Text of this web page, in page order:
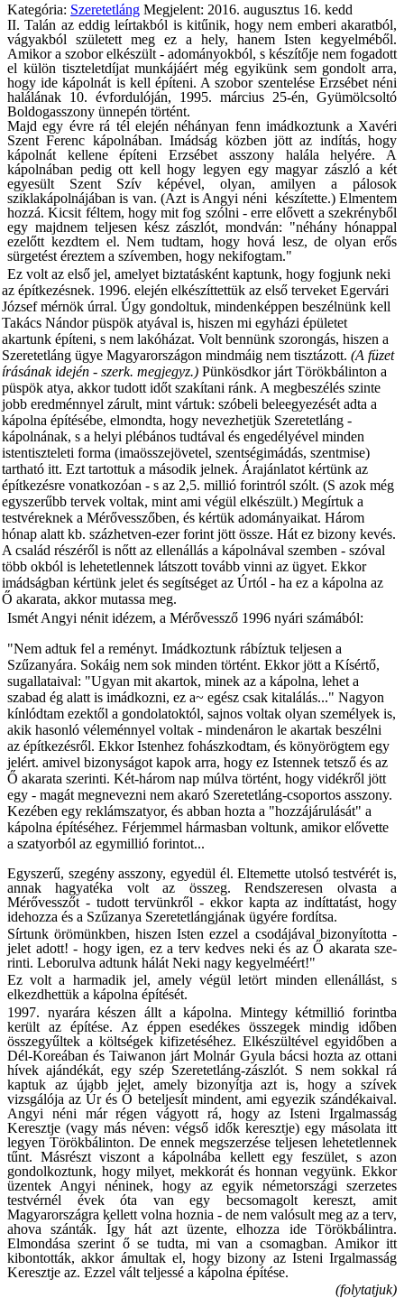
Kategória: Szeretetláng Megjelent: 2016. augusztus 16. kedd
II. Talán az eddig leírtakból is kitűnik, hogy nem emberi akaratból,
vágyakból született meg ez a hely, hanem Isten kegyelméből.
Amikor a szo­bor elkészült - adományokból, s készítője nem fogadott
el külön tiszteletdíjat munkájáért ­még egyikünk sem gondolt arra,
hogy ide kápolnát is kell építeni. A szobor szentelése Erzsébet néni
halálának 10. évfordulóján, 1995. március 25-én, Gyümölcsoltó
Boldogasszony ünnepén történt.
Majd egy évre rá tél elején néhányan fenn imádkoztunk a Xavéri
Szent Ferenc kápol­nában. Imádság közben jött az indítás, hogy
kápolnát kellene építeni Erzsébet asszony halála helyére. A
kápolnában pedig ott kell hogy legyen egy magyar zászló a két
egyesült Szent Szív képével, olyan, amilyen a pálosok
sziklakápolnájában is van. (Azt is Angyi néni készítette.) Elmentem
hozzá. Kicsit féltem, hogy mit fog szólni - erre elővett a szekrényből
egy majdnem teljesen kész zászlót, mondván: "néhány hónappal
ezelőtt kezdtem el. Nem tudtam, hogy hová lesz, de olyan erős
sürgetést éreztem a szívemben, hogy nekifogtam."
Ez volt az első jel, amelyet biztatásként kap­tunk, hogy fogjunk neki
az építkezésnek. 1996. elején elkészíttettük az első terveket Egervári
József mérnök úrral. Úgy gondoltuk, mindenképpen beszélnünk kell
Takács Nándor püspök atyával is, hiszen mi egyházi épületet
akartunk építeni, s nem lakóházat. Volt ben­nünk szorongás, hiszen a
Szeretetláng ügye Magyarországon mindmáig nem tisztázott. (A füzet
írásának idején - szerk. megjegyz.) Pünkösdkor járt Törökbálinton a
püspök atya, akkor tudott időt szakítani ránk. A megbeszélés szinte
jobb eredménnyel zárult, mint vártuk: szóbeli beleegyezését adta a
kápolna építésébe, elmondta, hogy nevezhetjük Szeretetláng ­
kápolnának, s a helyi plébános tudtával és engedélyével minden
istentiszteleti forma (imaösszejövetel, szentségimádás, szentmise)
tartható itt. Ezt tartottuk a második jelnek. Árajánlatot kértünk az
építkezésre vonatkozóan - s az 2,5. millió forintról szólt. (S azok még
egyszerűbb tervek voltak, mint ami végül elkészült.) Megírtuk a
testvéreknek a Mérővesszőben, és kértük adományaikat. Három
hónap alatt kb. százhetven-ezer forint jött össze. Hát ez bizony kevés.
A család részéről is nőtt az ellenállás a kápolnával szem­ben - szóval
több okból is lehetetlennek lát­szott tovább vinni az ügyet. Ekkor
imádságban kértünk jelet és segítséget az Úrtól - ha ez a kápolna az
Ő akarata, akkor mutassa meg.
Ismét Angyi nénit idézem, a Mérővessző 1996 nyári számából:
"Nem adtuk fel a reményt. Imádkoztunk rábíztuk teljesen a
Szűzanyára. Sokáig nem sok minden történt. Ekkor jött a Kísértő,
sugal­lataival: "Ugyan mit akartok, minek az a kápol­na, lehet a
szabad ég alatt is imádkozni, ez a~ egész csak kitalálás..." Nagyon
kínlódtam ezektől a gondolatoktól, sajnos voltak olyan személyek is,
akik hasonló véleménnyel voltak - mindenáron le akartak beszélni
az építkezésről. Ekkor Istenhez fohászkodtam, és könyörögtem egy
jelért. amivel bizonyságot kapok arra, hogy ez Istennek tetsző és az
Ő akarata szerinti. Két-három nap múlva történt, hogy vidékről jött
egy - magát megnevezni nem akaró ­Szeretetláng-csoportos asszony.
Kezében egy reklámszatyor, és abban hozta a "hoz­zájárulását" a
kápolna építéséhez. Férjemmel hármasban voltunk, amikor elővette
a szatyor­ból az egymillió forintot...
Egyszerű, szegény asszony, egyedül él. Eltemette utolsó testvérét is,
annak hagyatéka volt az összeg. Rendszeresen olvasta a
Mérővesszőt - tudott tervünkről - ekkor kapta az indíttatást, hogy
idehozza és a Szűzanya Szeretetlángjának ügyére fordítsa.
Sírtunk örömünkben, hiszen Isten ezzel a csodájával bizonyította -
jelet adott! - hogy igen, ez a terv kedves neki és az Ő akarata sze­
rinti. Leborulva adtunk hálát Neki nagy kegyelméért!"
Ez volt a harmadik jel, amely végül letört min­den ellenállást, s
elkezdhettük a kápolna építését.
1997. nyarára készen állt a kápolna. Mintegy kétmillió forintba
került az építése. Az éppen esedékes összegek mindig időben
összegyűltek a költségek kifizetéséhez. Elkészültével egyidőben a
Dél-Koreában és Taiwanon járt Molnár Gyula bácsi hozta az ottani
hívek ajándékát, egy szép Szeretetláng-zászlót. S nem sokkal rá
kaptuk az újabb jelet, amely bizonyítja azt is, hogy a szívek
vizsgálója az Úr és Ő beteljesít mindent, ami egyezik szándékaival.
Angyi néni már régen vágyott rá, hogy az Isteni Irgalmasság
Keresztje (vagy más néven: végső idők keresztje) egy másolata itt
legyen Törökbálinton. De ennek megsz­erzése teljesen lehetetlennek
tűnt. Másrészt viszont a kápolnába kellett egy feszület, s azon
gondolkoztunk, hogy milyet, mekkorát és hon­nan vegyünk. Ekkor
üzentek Angyi néninek, hogy az egyik németországi szerzetes
testvérnél évek óta van egy becsomagolt kereszt, amit
Magyarországra kellett volna hoznia - de nem valósult meg az a terv,
ahova szánták. Így hát azt üzente, elhozza ide Törökbálintra.
Elmondása szerint ő se tudta, mi van a csomagban. Amikor itt
kibontották, akkor ámultak el, hogy bizony az Isteni Irgalmasság
Keresztje az. Ezzel vált teljessé a kápolna építése.
(folytatjuk)